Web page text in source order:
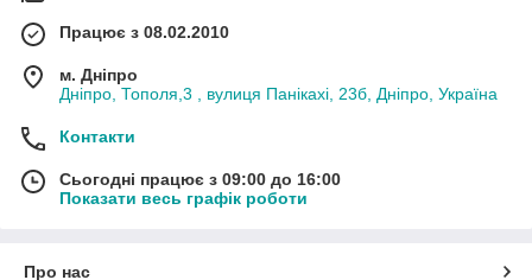
Працює з 08.02.2010
м. Дніпро
Дніпро, Тополя,3 , вулиця Панікахі, 23б, Дніпро, Україна
Контакти
Сьогодні працює з 09:00 до 16:00
Показати весь графік роботи
Про нас